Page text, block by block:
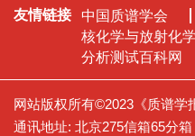
友情链接 中国质谱学会
核化学与放射化学
分析测试百科网
网站版权所有©2023《质谱学
通讯地址: 北京275信箱65分